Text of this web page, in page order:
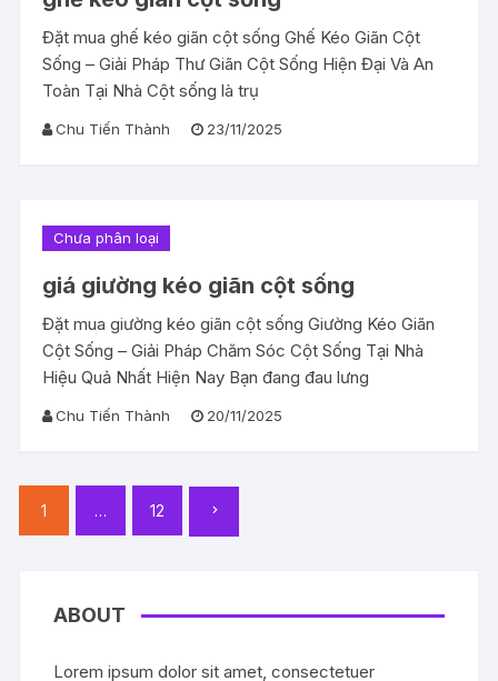
Đặt mua ghế kéo giãn cột sống Ghế Kéo Giãn Cột
Sống – Giải Pháp Thư Giãn Cột Sống Hiện Đại Và An
Toàn Tại Nhà Cột sống là trụ
Chu Tiến Thành 23/11/2025
Chưa phân loại
giá giường kéo giãn cột sống
Đặt mua giường kéo giãn cột sống Giường Kéo Giãn
Cột Sống – Giải Pháp Chăm Sóc Cột Sống Tại Nhà
Hiệu Quả Nhất Hiện Nay Bạn đang đau lưng
Chu Tiến Thành 20/11/2025
Phân
trang
bài
1 … 12
ABOUT
Lorem ipsum dolor sit amet, consectetuer